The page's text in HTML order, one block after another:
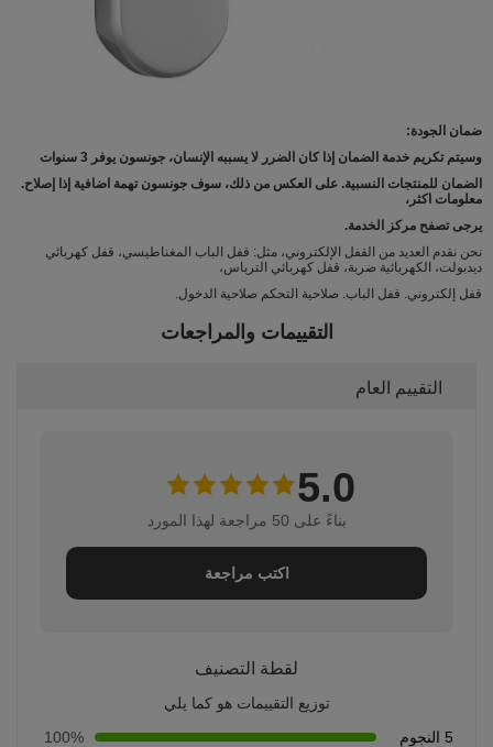
ضمان الجودة:
وسيتم تكريم خدمة الضمان إذا كان الضرر لا يسببه الإنسان، جونسون يوفر 3 سنوات
الضمان للمنتجات النسبية. على العكس من ذلك، سوف جونسون تهمة اضافية إذا إصلاح.
معلومات اكثر،
يرجى تصفح مركز الخدمة.
نحن نقدم العديد من القفل الإلكتروني، مثل: قفل الباب المغناطيسي، قفل كهربائي
ديدبولت، الكهربائية ضربة، قفل كهربائي الترباس،
قفل إلكتروني. قفل الباب. صلاحية التحكم صلاحية الدخول.
التقييمات والمراجعات
التقييم العام
5.0
بناءً على 50 مراجعة لهذا المورد
اكتب مراجعة
لقطة التصنيف
توزيع التقييمات هو كما يلي
5 النجوم
100%